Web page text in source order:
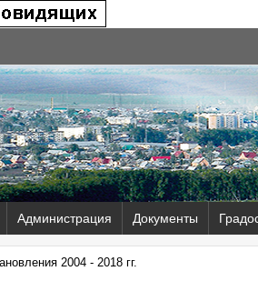
Администрация Документы
2004 - 2018 гг.